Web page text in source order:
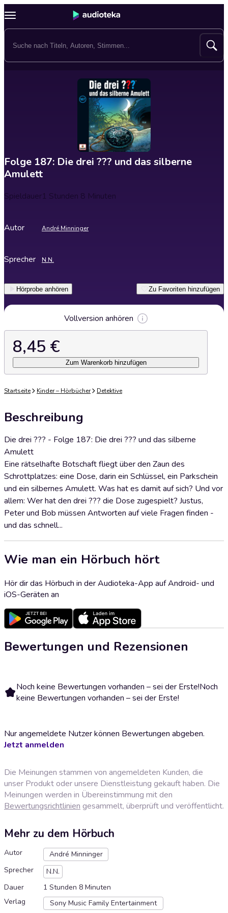
Folge 187: Die drei ??? und das silberne
Amulett
Spieldauer1 Stunden 8 Minuten
Autor André Minninger
Sprecher N.N.
Hörprobe anhören Zu Favoriten hinzufügen
Vollversion anhören
8,45 €
Zum Warenkorb hinzufügen
Startseite Kinder – Hörbücher Detektive
Beschreibung
Die drei ??? - Folge 187: Die drei ??? und das silberne
Amulett
Eine rätselhafte Botschaft fliegt über den Zaun des
Schrottplatzes: eine Dose, darin ein Schlüssel, ein Parkschein
und ein silbernes Amulett. Was hat es damit auf sich? Und vor
allem: Wer hat den drei ??? die Dose zugespielt? Justus,
Peter und Bob müssen Antworten auf viele Fragen finden -
und das schnell...
Wie man ein Hörbuch hört
Hör dir das Hörbuch in der Audioteka-App auf Android- und
iOS-Geräten an
Bewertungen und Rezensionen
Noch keine Bewertungen vorhanden – sei der Erste!Noch
keine Bewertungen vorhanden – sei der Erste!
Nur angemeldete Nutzer können Bewertungen abgeben.
Jetzt anmelden
Die Meinungen stammen von angemeldeten Kunden, die
unser Produkt oder unsere Dienstleistung gekauft haben. Die
Meinungen werden in Übereinstimmung mit den
Bewertungsrichtlinien gesammelt, überprüft und veröffentlicht.
Mehr zu dem Hörbuch
Autor
André Minninger
Sprecher
N.N.
Dauer
1 Stunden 8 Minuten
Verlag
Sony Music Family Entertainment